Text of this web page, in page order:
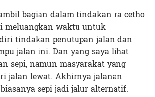
bagian dalam tindakan ra cetho
meluangkan waktu untuk
tindakan penutupan jalan dan
jalan ini. Dan yang saya lihat
sepi, namun masyarakat yang
jalan lewat. Akhirnya jalanan
sepi jadi jalur alternatif.